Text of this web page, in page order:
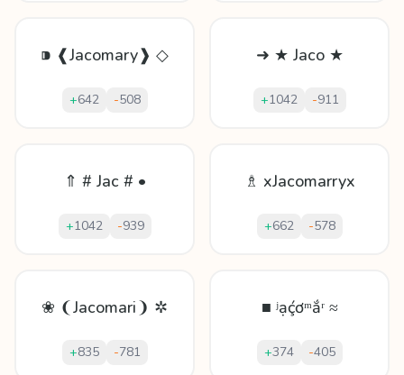
⁍ ❰Jacomary❱ ◇
+642 -508
➜ ★ Jaco ★
+1042 -911
⇑ # Jac # •
+1042 -939
♗ xJacomarryx
+662 -578
❀ ❨Jacomari❩ ✲
+835 -781
■ ʲạḉơᵐắʳ ≈
+374 -405